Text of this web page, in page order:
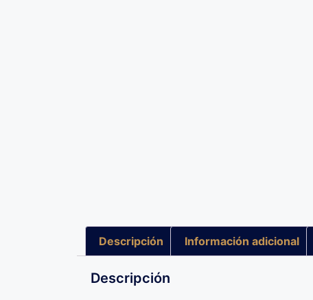
Descripción Información adicional
Descripción